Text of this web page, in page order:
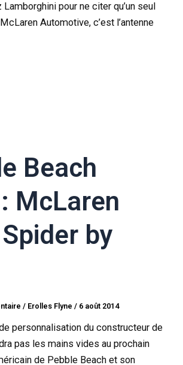
pour ne citer qu’un seul
Automotive, c’est l’antenne
Beach
McLaren
by
/ Erolles Flyne/ 6 août 2014
personnalisation du constructeur de
pas les mains vides au prochain
de Pebble Beach et son